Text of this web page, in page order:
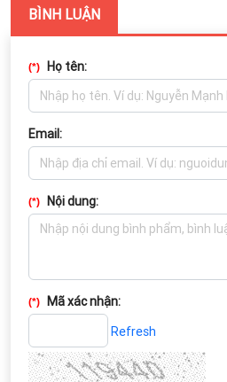
BÌNH LUẬN
(*) Họ tên:
Email:
(*) Nội dung:
(*)
Mã xác nhận:
Refresh